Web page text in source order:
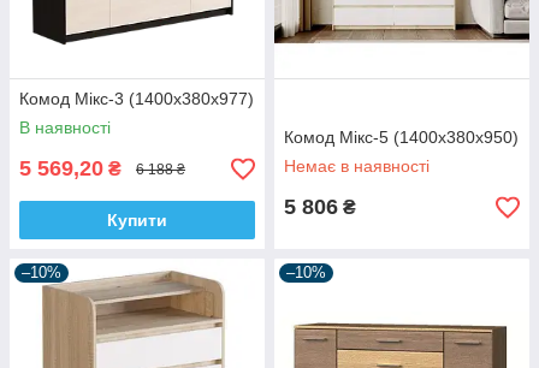
Комод Мікс-3 (1400х380х977)
В наявності
5 569,20 ₴ 6 188 ₴
Купити
Комод Мікс-5 (1400х380х950)
Немає в наявності
5 806 ₴
–10% –10%